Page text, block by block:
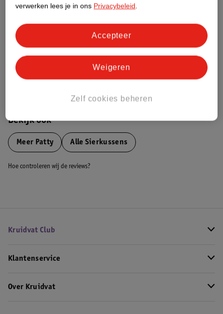
Nature Impact Score
Dit product heeft (nog) geen Nature
Impact Score.
Bekijk ook
Meer Patty Alle Sierkussens
Hoe controleren wij de reviews?
Kruidvat Club
Klantenservice
Over Kruidvat
verwerken lees je in ons Privacybeleid.
Zelf cookies beheren
Weigeren
Accepteer